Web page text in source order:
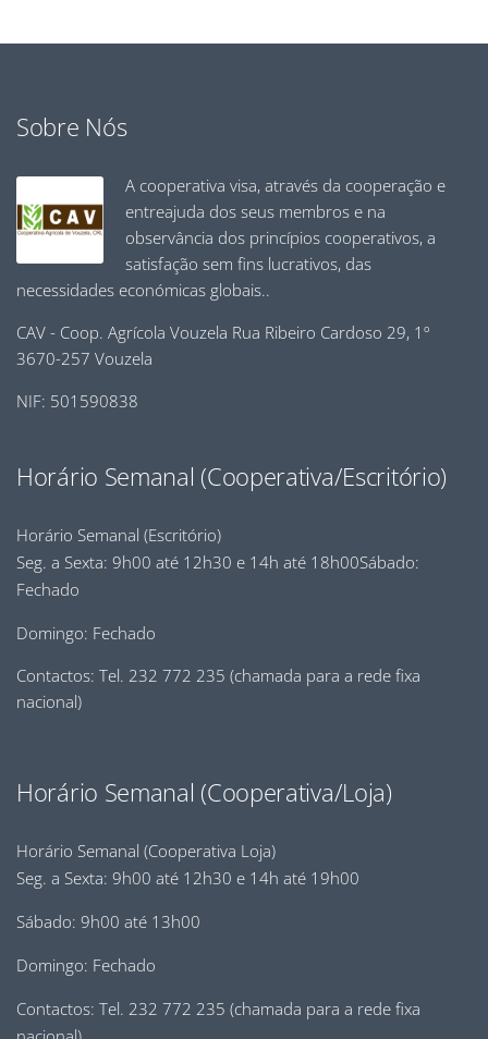
Sobre Nós
A cooperativa visa, através da cooperação e
entreajuda dos seus membros e na
observância dos princípios cooperativos, a
satisfação sem fins lucrativos, das
necessidades económicas globais..
CAV - Coop. Agrícola Vouzela Rua Ribeiro Cardoso 29, 1º
3670-257 Vouzela
NIF: 501590838
Horário Semanal (Cooperativa/Escritório)
Horário Semanal (Escritório)
Seg. a Sexta: 9h00 até 12h30 e 14h até 18h00Sábado:
Fechado
Domingo: Fechado
Contactos: Tel. 232 772 235 (chamada para a rede fixa
nacional)
Horário Semanal (Cooperativa/Loja)
Horário Semanal (Cooperativa Loja)
Seg. a Sexta: 9h00 até 12h30 e 14h até 19h00
Sábado: 9h00 até 13h00
Domingo: Fechado
Contactos: Tel. 232 772 235 (chamada para a rede fixa